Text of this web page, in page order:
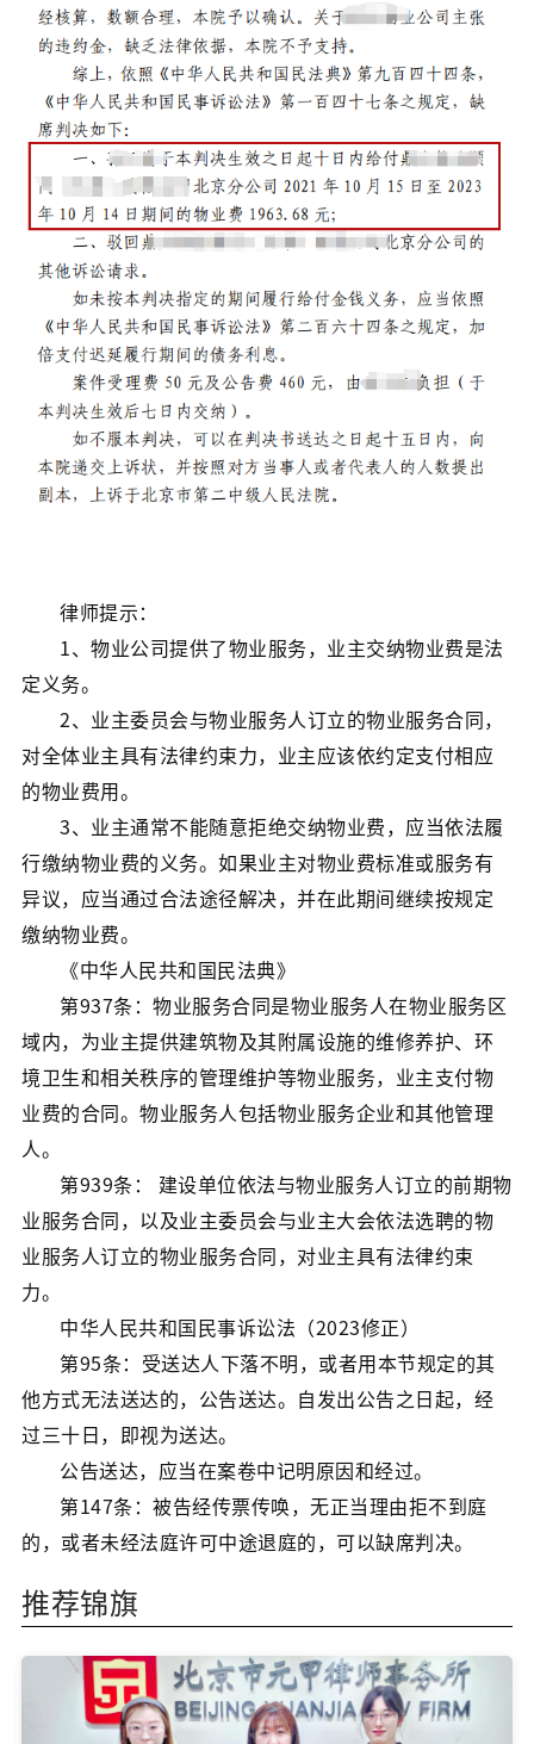
律师提示：
1、物业公司提供了物业服务，业主交纳物业费是法
定义务。
2、业主委员会与物业服务人订立的物业服务合同，
对全体业主具有法律约束力，业主应该依约定支付相应
的物业费用。
3、业主通常不能随意拒绝交纳物业费，应当依法履
行缴纳物业费的义务。如果业主对物业费标准或服务有
异议，应当通过合法途径解决，并在此期间继续按规定
缴纳物业费。
《中华人民共和国民法典》
第937条：物业服务合同是物业服务人在物业服务区
域内，为业主提供建筑物及其附属设施的维修养护、环
境卫生和相关秩序的管理维护等物业服务，业主支付物
业费的合同。物业服务人包括物业服务企业和其他管理
人。
第939条： 建设单位依法与物业服务人订立的前期物
业服务合同，以及业主委员会与业主大会依法选聘的物
业服务人订立的物业服务合同，对业主具有法律约束
力。
中华人民共和国民事诉讼法（2023修正）
第95条：受送达人下落不明，或者用本节规定的其
他方式无法送达的，公告送达。自发出公告之日起，经
过三十日，即视为送达。
公告送达，应当在案卷中记明原因和经过。
第147条：被告经传票传唤，无正当理由拒不到庭
的，或者未经法庭许可中途退庭的，可以缺席判决。
推荐锦旗